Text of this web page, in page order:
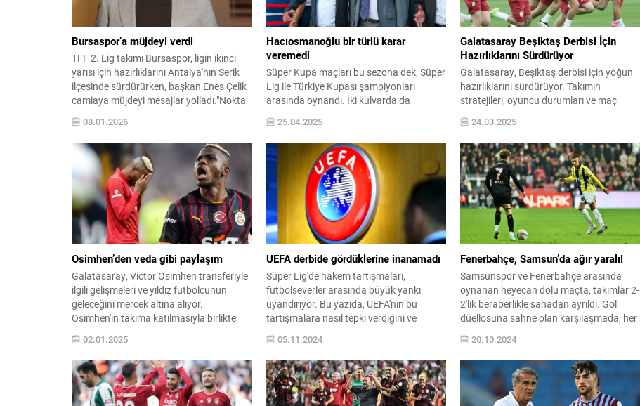
Bursaspor’a müjdeyi verdi
TFF 2. Lig takımı Bursaspor, ligin ikinci
yarısı için hazırlıklarını Antalya'nın Serik
ilçesinde sürdürürken, başkan Enes Çelik
camiaya müjdeyi mesajlar yolladı."Nokta
atışı" transferler ve mevcut kadronun
kalitesiyle ikinci yarıyı minimum kayıpla ...
08.01.2026
Hacıosmanoğlu bir türlü karar
veremedi
Süper Kupa maçları bu sezona dek, Süper
Lig ile Türkiye Kupası şampiyonları
arasında oynandı. İki kulvarda da
şampiyonun aynı takım olması halinde,
kupa finalisti bu önemli müsabakada boy
gösterdi. DEĞİŞECEĞİ AÇIKLANMIŞTI
Türkiye Futbol ...
25.04.2025
Galatasaray Beşiktaş Derbisi İçin
Hazırlıklarını Sürdürüyor
Galatasaray, Beşiktaş derbisi için yoğun
hazırlıklarını sürdürüyor. Takımın
stratejileri, oyuncu durumları ve maç
öncesi analizlerle dolu bu içerikte, derbi
heyecanını yakından takip edin!
24.03.2025
Osimhen’den veda gibi paylaşım
Galatasaray, Victor Osimhen transferiyle
ilgili gelişmeleri ve yıldız futbolcunun
geleceğini mercek altına alıyor.
Osimhen'in takıma katılmasıyla birlikte
değişecek? Tüm detaylar burada!
02.01.2025
UEFA derbide gördüklerine inanamadı
Süper Lig'de hakem tartışmaları,
futbolseverler arasında büyük yankı
uyandırıyor. Bu yazıda, UEFA'nın bu
tartışmalara nasıl tepki verdiğini ve
05.11.2024
Fenerbahçe, Samsun’da ağır yaralı!
Samsunspor ve Fenerbahçe arasında
oynanan heyecan dolu maçta, takımlar 2-
2'lik beraberlikle sahadan ayrıldı. Gol
düellosuna sahne olan karşılaşmada, her
etti.20.10.2024